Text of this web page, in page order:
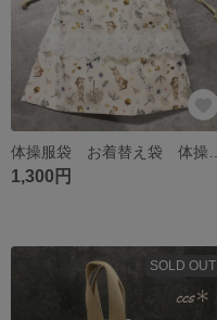
1,300円
SOLD OUT